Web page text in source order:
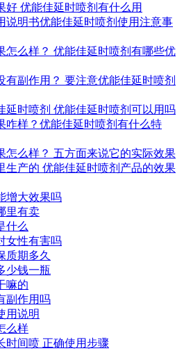
好 优能佳延时喷剂有什么用
说明书优能佳延时喷剂使用注意事
怎么样？ 优能佳延时喷剂有哪些优
有副作用？ 要注意优能佳延时喷剂
延时喷剂 优能佳延时喷剂可以用吗
咋样？优能佳延时喷剂有什么特
怎么样？ 五方面来说它的实际效果
生产的 优能佳延时喷剂产品的效果
增大效果吗
里有卖
什么
女性有害吗
质期多久
少钱一瓶
嘛的
副作用吗
用说明
么样
时间喷 正确使用步骤